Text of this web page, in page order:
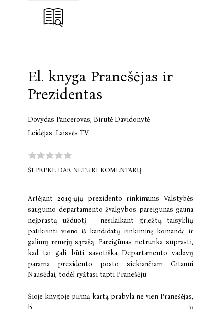
El. knyga Pranešėjas ir
Prezidentas
Dovydas Pancerovas, Birutė Davidonytė
Leidėjas: Laisvės TV
ŠI PREKĖ DAR NETURI KOMENTARŲ
Artėjant 2019-ųjų prezidento rinkimams Valstybės
saugumo departamento žvalgybos pareigūnas gauna
neįprastą užduotį – nesilaikant griežtų taisyklių
patikrinti vieno iš kandidatų rinkiminę komandą ir
galimų rėmėjų sąrašą. Pareigūnas netrunka suprasti,
kad tai gali būti savotiška Departamento vadovų
parama prezidento posto siekiančiam Gitanui
Nausėdai, todėl ryžtasi tapti Pranešėju.
Šioje knygoje pirmą kartą prabyla ne vien Pranešėjas,